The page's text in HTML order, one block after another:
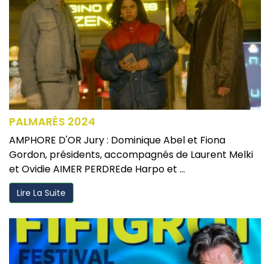
PALMARÈS 2024
AMPHORE D'OR Jury : Dominique Abel et Fiona
Gordon, présidents, accompagnés de Laurent Melki
et Ovidie AIMER PERDREde Harpo et ...
Lire La Suite